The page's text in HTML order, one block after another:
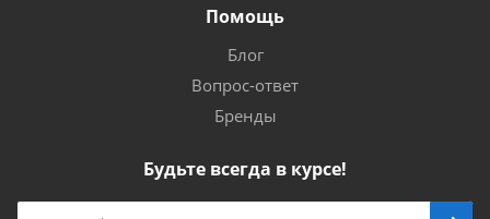
Помощь
Блог
Вопрос-ответ
Бренды
Будьте всегда в курсе!